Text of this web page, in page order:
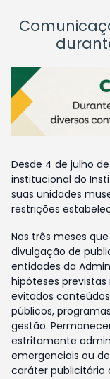
Desde 4 de julho
institucional do
suas unidades
restrições
Nos três meses
divulgação de
entidades da
hipóteses
evitados
públicos,
gestão.
estritamente
emergenciais ou
caráter publicitário